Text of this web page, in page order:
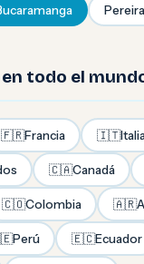
Pereira
todo el
🇫🇷Francia 🇮🇹
🇨🇦Canadá
🇨🇴Colombia 🇦🇷
Perú 🇪🇨Ecuador